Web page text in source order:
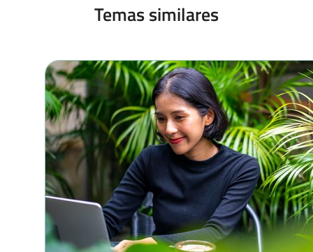
Temas similares